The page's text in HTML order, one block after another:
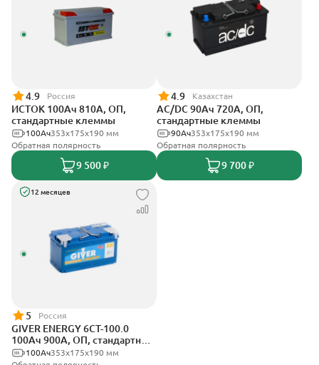
4.9 Россия
ИСТОК 100Ач 810А, ОП,
стандартные клеммы
353х175х190 мм
100Ач
Обратная полярность
9 500 ₽
4.9 Казахстан
AC/DC 90Ач 720А, ОП,
стандартные клеммы
353х175х190 мм
90Ач
Обратная полярность
9 700 ₽
12 месяцев
5 Россия
GIVER ENERGY 6СТ-100.0
100Ач 900А, ОП, стандартные
клеммы353х175х190 мм
100Ач